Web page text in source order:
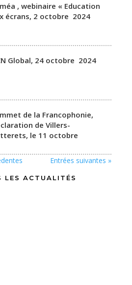
, webinaire « Education
écrans, 2 octobre 2024
Global, 24 octobre 2024
de la Francophonie,
de Villers-
le 11 octobre
Entrées suivantes »
LES ACTUALITÉS